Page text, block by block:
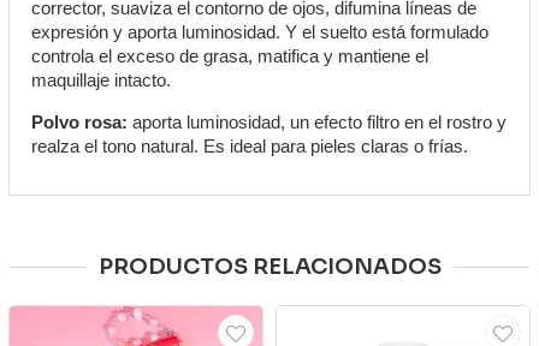
corrector, suaviza el contorno de ojos, difumina líneas de
expresión y aporta luminosidad. Y el suelto está formulado
controla el exceso de grasa, matifica y mantiene el
maquillaje intacto.
Polvo rosa: aporta luminosidad, un efecto filtro en el rostro y
realza el tono natural. Es ideal para pieles claras o frías.
PRODUCTOS RELACIONADOS